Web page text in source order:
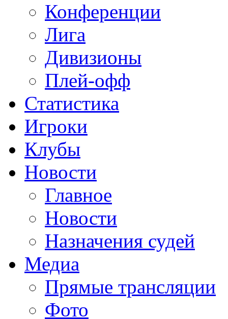
Конференции
Лига
Дивизионы
Плей-офф
Статистика
Игроки
Клубы
Новости
Главное
Новости
Назначения судей
Медиа
Прямые трансляции
Фото